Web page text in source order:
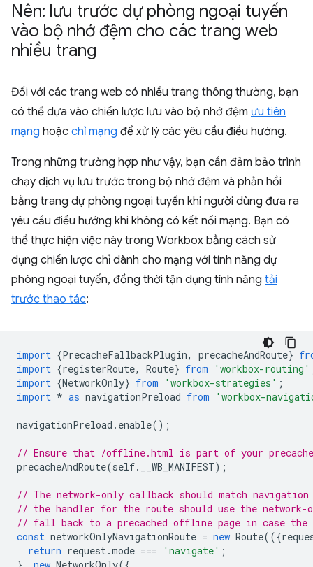
Nên: lưu trước dự phòng ngoại tuyến
vào bộ nhớ đệm cho các trang web
nhiều trang
Đối với các trang web có nhiều trang thông thường, bạn
có thể dựa vào chiến lược lưu vào bộ nhớ đệm ưu tiên
mạng hoặc chỉ mạng để xử lý các yêu cầu điều hướng.
Trong những trường hợp như vậy, bạn cần đảm bảo trình
chạy dịch vụ lưu trước trong bộ nhớ đệm và phản hồi
bằng trang dự phòng ngoại tuyến khi người dùng đưa ra
yêu cầu điều hướng khi không có kết nối mạng. Bạn có
thể thực hiện việc này trong Workbox bằng cách sử
dụng chiến lược chỉ dành cho mạng với tính năng dự
phòng ngoại tuyến, đồng thời tận dụng tính năng tải
trước thao tác:
import {PrecacheFallbackPlugin, precacheAndRoute}
import {registerRoute, Route} from 'workbox-routing'
import {NetworkOnly} from 'workbox-strategies' ;
import * as navigationPreload from 'workbox-
navigationPreload . enable();
// Ensure that /offline.html is part of your
precacheAndRoute(self. __WB_MANIFEST);
// The network-only callback should match navigation
// the handler for the route should use the
// fall back to a precached offline page in case
const networkOnlyNavigationRoute = new Route(({
return request.mode === 'navigate' ;